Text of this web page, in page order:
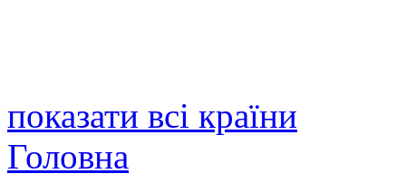
показати всі країни
Головна